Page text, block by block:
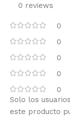
0 reviews
0
0
0
0
0
Solo los
este producto